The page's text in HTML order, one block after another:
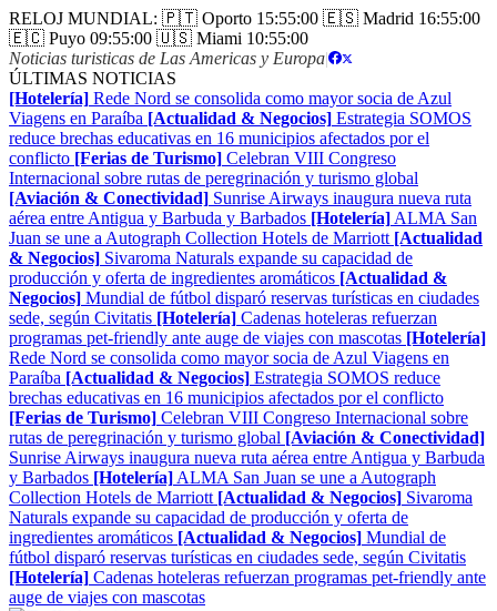
RELOJ MUNDIAL: 🇵🇹 Oporto 15:55:00 🇪🇸 Madrid 16:55:00
🇪🇨 Puyo 09:55:00 🇺🇸 Miami 10:55:00
Noticias turisticas de Las Americas y Europa|
ÚLTIMAS NOTICIAS
[Hotelería] Rede Nord se consolida como mayor socia de Azul
Viagens en Paraíba [Actualidad & Negocios] Estrategia SOMOS
reduce brechas educativas en 16 municipios afectados por el
conflicto [Ferias de Turismo] Celebran VIII Congreso
Internacional sobre rutas de peregrinación y turismo global
[Aviación & Conectividad] Sunrise Airways inaugura nueva ruta
aérea entre Antigua y Barbuda y Barbados [Hotelería] ALMA San
Juan se une a Autograph Collection Hotels de Marriott [Actualidad
& Negocios] Sivaroma Naturals expande su capacidad de
producción y oferta de ingredientes aromáticos [Actualidad &
Negocios] Mundial de fútbol disparó reservas turísticas en ciudades
sede, según Civitatis [Hotelería] Cadenas hoteleras refuerzan
programas pet-friendly ante auge de viajes con mascotas [Hotelería]
Rede Nord se consolida como mayor socia de Azul Viagens en
Paraíba [Actualidad & Negocios] Estrategia SOMOS reduce
brechas educativas en 16 municipios afectados por el conflicto
[Ferias de Turismo] Celebran VIII Congreso Internacional sobre
rutas de peregrinación y turismo global [Aviación & Conectividad]
Sunrise Airways inaugura nueva ruta aérea entre Antigua y Barbuda
y Barbados [Hotelería] ALMA San Juan se une a Autograph
Collection Hotels de Marriott [Actualidad & Negocios] Sivaroma
Naturals expande su capacidad de producción y oferta de
ingredientes aromáticos [Actualidad & Negocios] Mundial de
fútbol disparó reservas turísticas en ciudades sede, según Civitatis
[Hotelería] Cadenas hoteleras refuerzan programas pet-friendly ante
auge de viajes con mascotas